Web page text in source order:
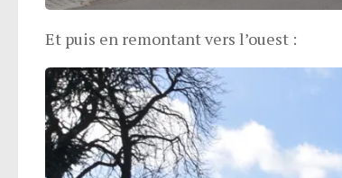
Et puis en remontant vers l’ouest :